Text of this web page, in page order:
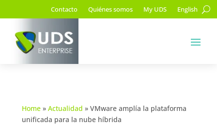
Contacto Quiénes somos My UDS English
Home» Actualidad » VMware amplía la plataforma
unificada para la nube híbrida